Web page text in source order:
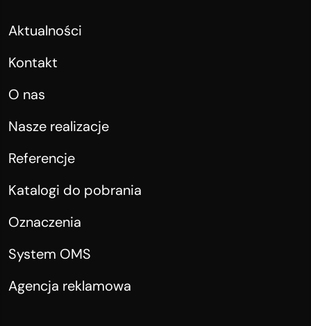
Aktualności
Kontakt
O nas
Nasze realizacje
Referencje
Katalogi do pobrania
Oznaczenia
System OMS
Agencja reklamowa